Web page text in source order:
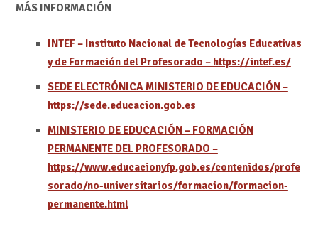
MÁS INFORMACIÓN
INTEF – Instituto Nacional de Tecnologías Educativas
y de Formación del Profesorado – https://intef.es/
SEDE ELECTRÓNICA MINISTERIO DE EDUCACIÓN –
https://sede.educacion.gob.es
MINISTERIO DE EDUCACIÓN – FORMACIÓN
PERMANENTE DEL PROFESORADO –
https://www.educacionyfp.gob.es/contenidos/profe
sorado/no-universitarios/formacion/formacion-
permanente.html